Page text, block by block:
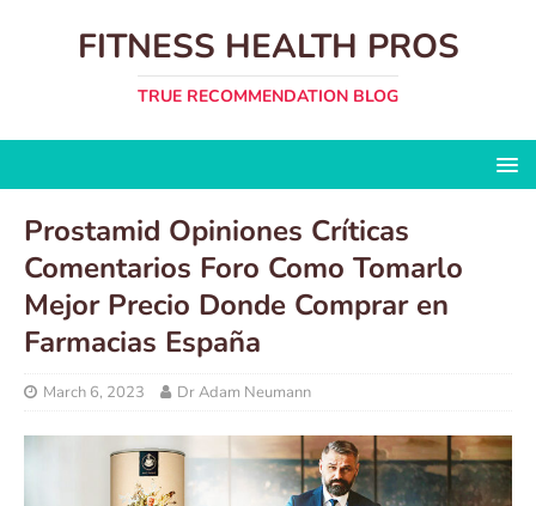
FITNESS HEALTH PROS
TRUE RECOMMENDATION BLOG
Prostamid Opiniones Críticas
Comentarios Foro Como Tomarlo
Mejor Precio Donde Comprar en
Farmacias España
March 6, 2023 Dr Adam Neumann